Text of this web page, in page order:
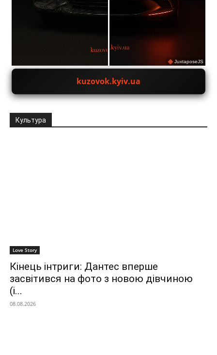
JuxtaposeJS
kuzovok.kyiv.ua
Культура
Love Story
Кінець інтриги: Дантес вперше
засвітився на фото з новою дівчиною
(і...
08.08.2026